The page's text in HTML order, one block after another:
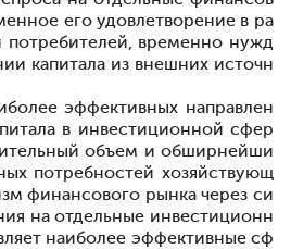
его удовлетворение в ра
потребителей, временно нужд
капитала из внешних источн
эффективных направлен
в инвестиционной сфер
объем и обширнейши
потребностей хозяйствующ
финансового рынка через си
на отдельные инвестиционн
наиболее эффективные сф